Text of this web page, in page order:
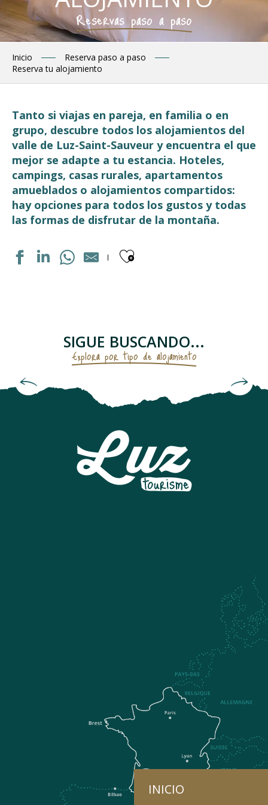
INICIO
Reservas paso a paso
Inicio
Reserva paso a paso
Reserva tu alojamiento
Tanto si viajas en pareja, en familia o en
grupo, descubre todos los alojamientos del
valle de Luz-Saint-Sauveur y encuentra el que
mejor se adapte a tu estancia. Hoteles,
campings, casas rurales, apartamentos
amueblados o alojamientos compartidos:
hay opciones para todos los gustos y todas
las formas de disfrutar de la montaña.
Ajouter aux
APPARTEMENT REMPARTS
AU COIN DES THERMES
APPARTEMENT DANS RESIDENCE
CHAMBRES D'HÔTES "MAISON DEOU"
APPARTEMENT DANS MAISON
APPARTEMENT DANS RESIDENCE
APPARTEMENT DANS RESIDENCE
APPARTEMENT DANS MAISON ANCLADE
SIGUE BUSCANDO...
Explora por tipo de alojamiento